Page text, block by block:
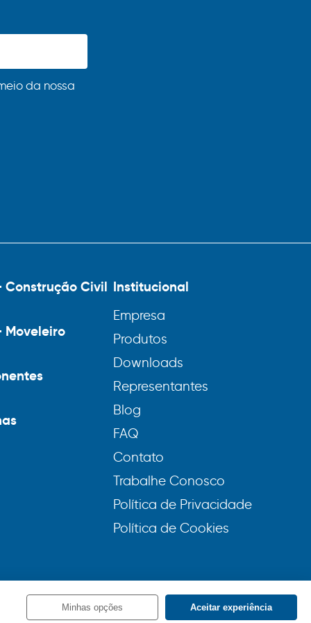
da nossa
Institucional
Empresa
Produtos
Downloads
Representantes
Blog
FAQ
Contato
Trabalhe Conosco
Política de Privacidade
Política de Cookies
Construção Civil
Moveleiro
Minhas opções Aceitar experiência